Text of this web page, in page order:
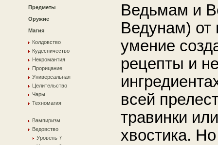
Предметы
Оружие
Магия
Колдовство
Кудесничество
Некромантия
Прорицание
Универсальная
Целительство
Чары
Техномагия
Вампиризм
Ведовство
Уровень 7
Ведьмам и
Ведунам) от
умение
рецепты и
всей
травинки
хвостика.